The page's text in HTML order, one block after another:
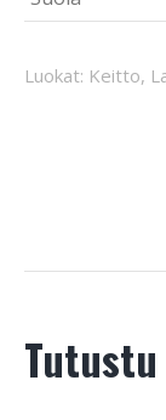
Luokat: Keitto,